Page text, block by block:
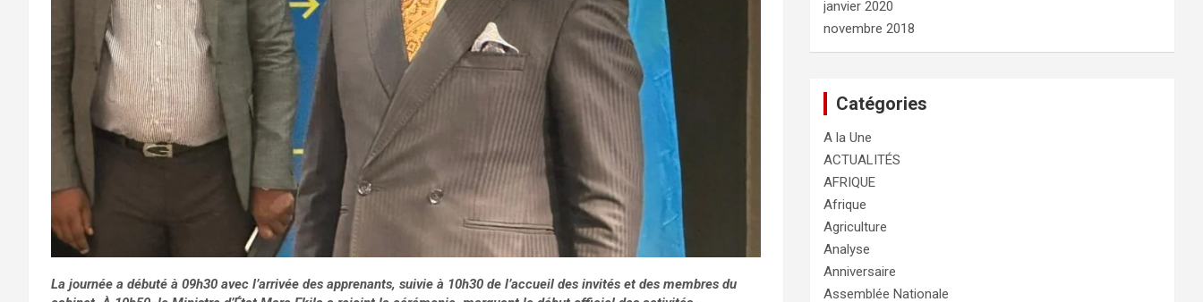
La journée a débuté à 09h30 avec l’arrivée des apprenants, suivie à 10h30 de l’accueil des invités et des membres du
janvier 2020
novembre 2018
Catégories
A la Une
ACTUALITÉS
AFRIQUE
Afrique
Agriculture
Analyse
Anniversaire
Assemblée Nationale